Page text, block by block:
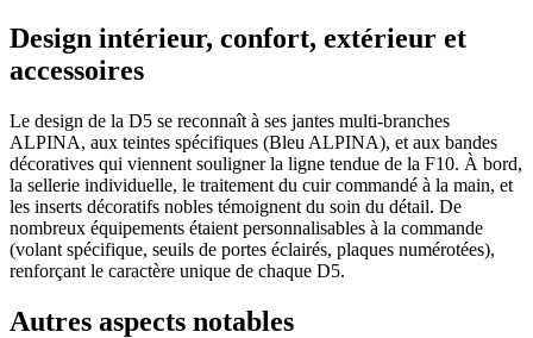
Design intérieur, confort, extérieur et
accessoires
Le design de la D5 se reconnaît à ses jantes multi-branches
ALPINA, aux teintes spécifiques (Bleu ALPINA), et aux bandes
décoratives qui viennent souligner la ligne tendue de la F10. À bord,
la sellerie individuelle, le traitement du cuir commandé à la main, et
les inserts décoratifs nobles témoignent du soin du détail. De
nombreux équipements étaient personnalisables à la commande
(volant spécifique, seuils de portes éclairés, plaques numérotées),
renforçant le caractère unique de chaque D5.
Autres aspects notables